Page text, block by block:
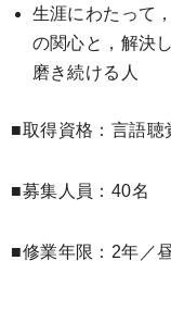
生涯にわたって
の関心と，解決
磨き続ける人
■取得資格：言語聴
■募集人員：40名
■修業年限：2年／